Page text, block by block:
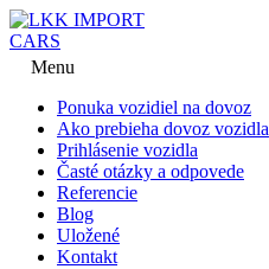
Menu
Ponuka vozidiel na dovoz
Ako prebieha dovoz vozidla
Prihlásenie vozidla
Časté otázky a odpovede
Referencie
Blog
Uložené
Kontakt